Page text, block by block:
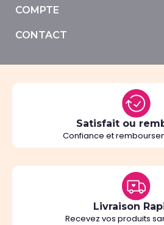
COMPTE
CONTACT
Satisfait ou
Confiance et
Livraison
Recevez vos produits